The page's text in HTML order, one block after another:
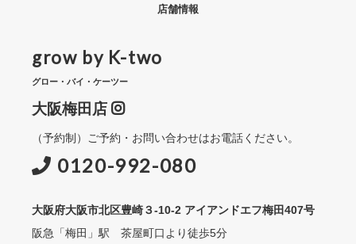
店舗情報
grow by K-two
グロー・バイ・ケーツー
大阪梅田店
（予約制）ご予約・お問い合わせはお電話ください。
0120-992-080
大阪府大阪市北区豊崎３-10-2 アイアンドエフ梅田407号
阪急「梅田」駅 茶屋町口より徒歩5分